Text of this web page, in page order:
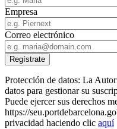
Empresa
Correo electrónico
Protección de datos: La
datos para gestionar su
Puede ejercer sus derechos
https://
privacidad haciendo clic aquí